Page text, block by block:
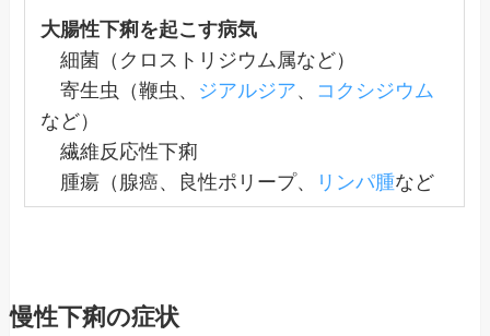
大腸性下痢を起こす病気
細菌（クロストリジウム属など）
寄生虫（鞭虫、
ジアルジア、
コクシジウム
など）
繊維反応性下痢
腫瘍（腺癌、良性ポリープ、
リンパ腫など
慢性下痢の症状